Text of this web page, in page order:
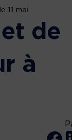
11 mai
de
à